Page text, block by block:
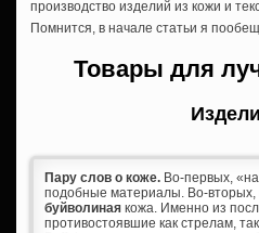
производство изделий из кожи и
Помнится, в начале статьи я
Товары для
Пару слов о коже. Во-первых,
подобные материалы. Во-вторых,
буйволиная кожа. Именно из
противостоявшие как стрелам,